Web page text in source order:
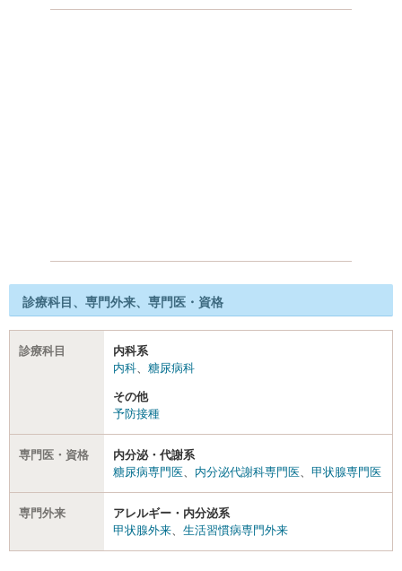
診療科目、専門外来、専門医・資格
診療科目
内科系
内科
糖尿病科
その他
予防接種
専門医・資格
内分泌・代謝系
糖尿病専門医
内分泌代謝科専門医 甲状腺専門医
専門外来
アレルギー・内分泌系
甲状腺外来
生活習慣病専門外来